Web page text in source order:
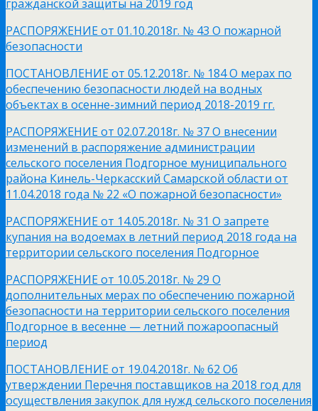
гражданской защиты на 2019 год
РАСПОРЯЖЕНИЕ от 01.10.2018г. № 43 О пожарной
безопасности
ПОСТАНОВЛЕНИЕ от 05.12.2018г. № 184 О мерах по
обеспечению безопасности людей на водных
объектах в осенне-зимний период 2018-2019 гг.
РАСПОРЯЖЕНИЕ от 02.07.2018г. № 37 О внесении
изменений в распоряжение администрации
сельского поселения Подгорное муниципального
района Кинель-Черкасский Самарской области от
11.04.2018 года № 22 «О пожарной безопасности»
РАСПОРЯЖЕНИЕ от 14.05.2018г. № 31 О запрете
купания на водоемах в летний период 2018 года на
территории сельского поселения Подгорное
РАСПОРЯЖЕНИЕ от 10.05.2018г. № 29 О
дополнительных мерах по обеспечению пожарной
безопасности на территории сельского поселения
Подгорное в весенне — летний пожароопасный
период
ПОСТАНОВЛЕНИЕ от 19.04.2018г. № 62 Об
утверждении Перечня поставщиков на 2018 год для
осуществления закупок для нужд сельского поселения